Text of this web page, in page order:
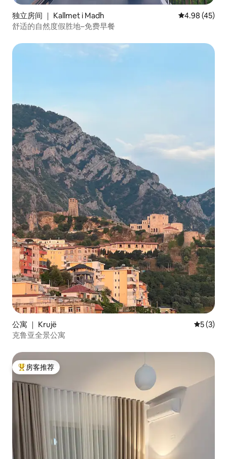
独立房间 ｜ Kallmet i Madh 平均评分
4.98 (45)
舒适的自然度假胜地–免费早餐
公寓 ｜ Krujë 平均评分
5 (3)
克鲁亚全景公寓
热门「房客推荐」
房客推荐